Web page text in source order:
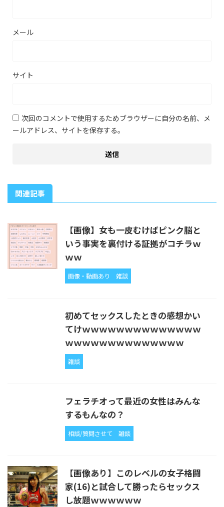
メール
サイト
次回のコメントで使用するためブラウザーに自分の名前、メ
ールアドレス、サイトを保存する。
関連記事
【画像】女も一皮むけばピンク脳と
いう事実を裏付ける証拠がコチラｗ
ｗｗ
画像・動画あり 雑談
初めてセックスしたときの感想かい
てけｗｗｗｗｗｗｗｗｗｗｗｗｗｗ
ｗｗｗｗｗｗｗｗｗｗｗｗｗｗ
雑談
フェラチオって最近の女性はみんな
するもんなの？
相談/質問させて 雑談
【画像あり】このレベルの女子格闘
家(16)と試合して勝ったらセックス
し放題ｗｗｗｗｗｗ